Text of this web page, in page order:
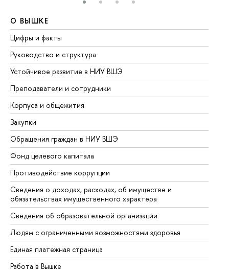
О ВЫШКЕ
Цифры и факты
Руководство и структура
Устойчивое развитие в НИУ ВШЭ
Преподаватели и сотрудники
Корпуса и общежития
Закупки
Обращения граждан в НИУ ВШЭ
Фонд целевого капитала
Противодействие коррупции
Сведения о доходах, расходах, об имуществе и
обязательствах имущественного характера
Сведения об образовательной организации
Людям с ограниченными возможностями здоровья
Единая платежная страница
Работа в Вышке